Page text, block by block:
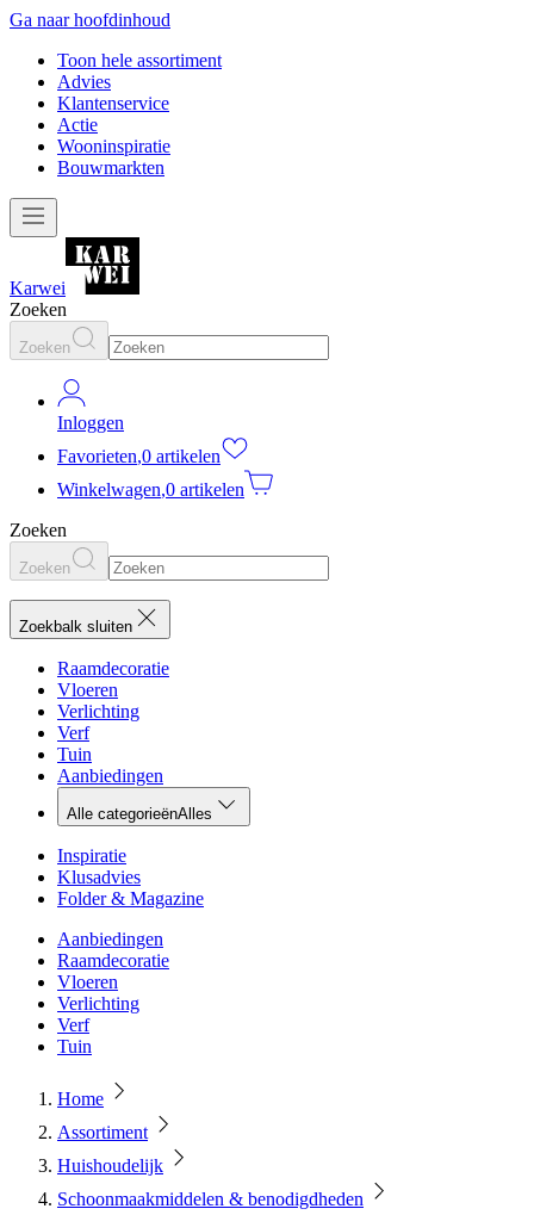
Ga naar hoofdinhoud
Toon hele assortiment
Advies
Klantenservice
Actie
Wooninspiratie
Bouwmarkten
Karwei
Zoeken
Zoeken
Inloggen
Favorieten,0 artikelen
Winkelwagen,0 artikelen
Zoeken
Zoeken
Zoekbalk sluiten
Raamdecoratie
Vloeren
Verlichting
Verf
Tuin
Aanbiedingen
Alle categorieënAlles
Inspiratie
Klusadvies
Folder & Magazine
Aanbiedingen
Raamdecoratie
Vloeren
Verlichting
Verf
Tuin
Home
Assortiment
Huishoudelijk
Schoonmaakmiddelen & benodigdheden